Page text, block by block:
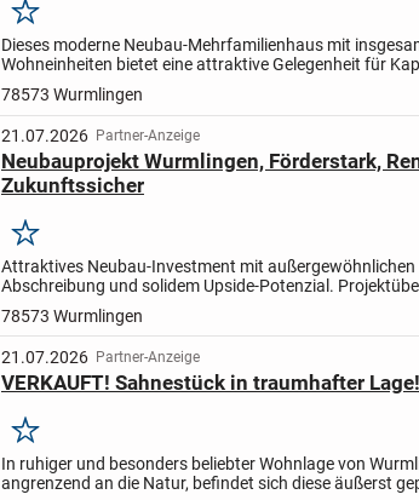
Merken
Dieses moderne Neubau-Mehrfamilienhaus mit
Wohneinheiten bietet eine attraktive Gelegenheit für
Investoren, die auf eine nachhaltige Vermögensanlage
78573 Wurmlingen
21.07.2026 Partner-Anzeige
Neubauprojekt Wurmlingen, Förderstark,
Zukunftssicher
Merken
Attraktives Neubau-Investment mit außergewöhnlichen
Abschreibung und solidem Upside-Potenzial.
Wurmlingen Gesamtfläche: ca. 981 m² Wohn-/
78573 Wurmlingen
21.07.2026 Partner-Anzeige
VERKAUFT! Sahnestück in traumhafter Lage!
Merken
In ruhiger und besonders beliebter Wohnlage von
angrenzend an die Natur, befindet sich diese äußerst